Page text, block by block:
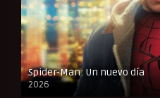
Spider-Man: Un nuevo día
2026
CAM